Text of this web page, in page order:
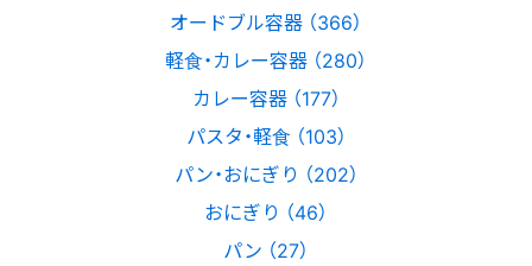
オードブル容器 （366）
軽食・カレー容器 （280）
カレー容器 （177）
パスタ・軽食 （103）
パン・おにぎり （202）
おにぎり （46）
パン （27）